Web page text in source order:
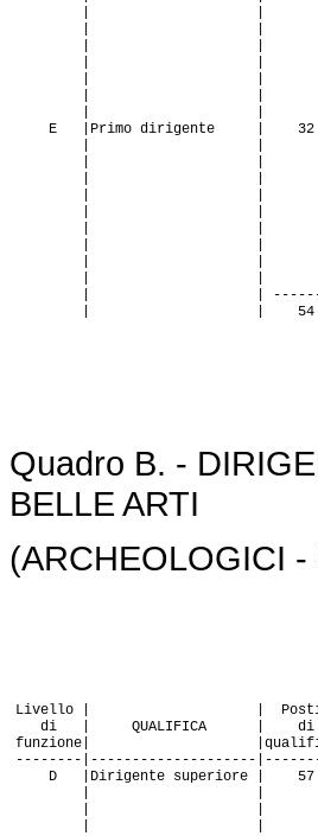
| |
| | |
| | |
| | |Ispettore
| | |
| | |
| | |
E |Primo dirigente | 32
| | |
| | |Vice
| | | re
| | | le |
| | |Capo
| | |
| | | istituti
| | |
| | |
| | -------
| | 54
Quadro B. -
BELLE ARTI
(ARCHEOLOGICI
Livello | |
di | QUALIFICA | di
funzione|
--------|--------------------
D |Dirigente superiore | 57
| | | e
| | | stituti
| | |